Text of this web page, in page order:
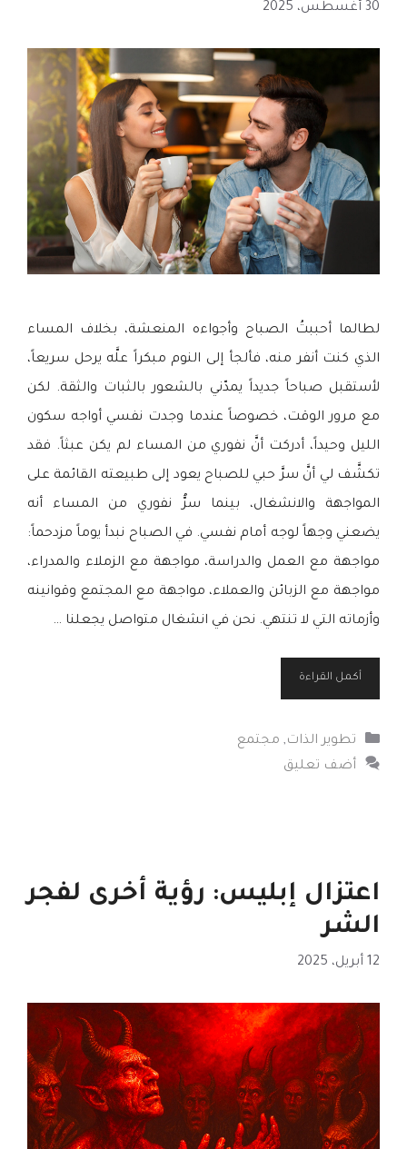
30 أغسطس، 2025
لطالما أحببتُ الصباح وأجواءه المنعشة، بخلاف المساء
الذي كنت أنفر منه، فألجأ إلى النوم مبكراً علَّه يرحل سريعاً،
لأستقبل صباحاً جديداً يمدّني بالشعور بالثبات والثقة. لكن
مع مرور الوقت، خصوصاً عندما وجدت نفسي أواجه سكون
الليل وحيداً، أدركت أنَّ نفوري من المساء لم يكن عبثاً. فقد
تكشَّف لي أنَّ سرَّ حبي للصباح يعود إلى طبيعته القائمة على
المواجهة والانشغال، بينما سرُّ نفوري من المساء أنه
يضعني وجهاً لوجه أمام نفسي. في الصباح نبدأ يوماً مزدحماً:
مواجهة مع العمل والدراسة، مواجهة مع الزملاء والمدراء،
مواجهة مع الزبائن والعملاء، مواجهة مع المجتمع وقوانينه
وأزماته التي لا تنتهي. نحن في انشغال متواصل يجعلنا …
أكمل القراءة
التصنيفات
تطوير الذات, مجتمع
أضف تعليق
اعتزال إبليس: رؤية أخرى لفجر
الشر
12 أبريل، 2025